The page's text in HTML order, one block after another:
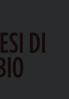
DI